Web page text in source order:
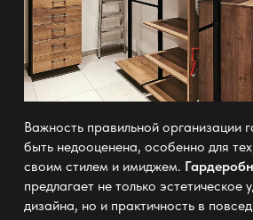
Важность правильной организации
быть недооценена, особенно для
своим стилем и имиджем.
предлагает не только эстетическое
дизайна, но и практичность в